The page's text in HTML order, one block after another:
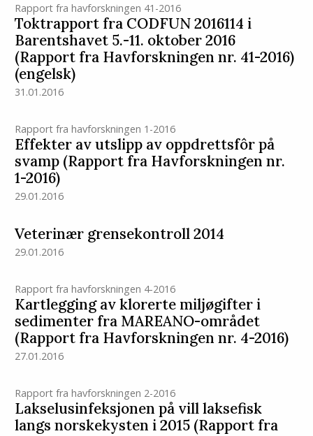
Rapport fra havforskningen 41-2016
Toktrapport fra CODFUN 2016114 i
Barentshavet 5.-11. oktober 2016
(Rapport fra Havforskningen nr. 41-2016)
(engelsk)
31.01.2016
Rapport fra havforskningen 1-2016
Effekter av utslipp av oppdrettsfôr på
svamp (Rapport fra Havforskningen nr.
1-2016)
29.01.2016
Veterinær grensekontroll 2014
29.01.2016
Rapport fra havforskningen 4-2016
Kartlegging av klorerte miljøgifter i
sedimenter fra MAREANO-området
(Rapport fra Havforskningen nr. 4-2016)
27.01.2016
Rapport fra havforskningen 2-2016
Lakselusinfeksjonen på vill laksefisk
langs norskekysten i 2015 (Rapport fra